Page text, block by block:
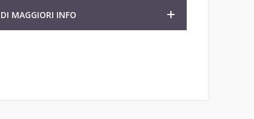
MAGGIORI INFO